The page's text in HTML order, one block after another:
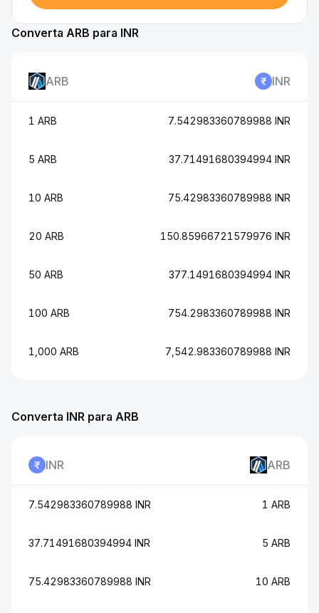
Converta ARB para INR
ARB INR
1 ARB 7.542983360789988 INR
5 ARB 37.71491680394994 INR
10 ARB 75.42983360789988 INR
20 ARB 150.85966721579976 INR
50 ARB 377.1491680394994 INR
100 ARB 754.2983360789988 INR
1,000 ARB 7,542.983360789988 INR
Converta INR para ARB
INR ARB
7.542983360789988 INR 1 ARB
37.71491680394994 INR 5 ARB
75.42983360789988 INR 10 ARB